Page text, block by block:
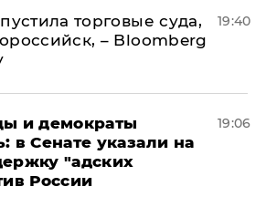
торговые суда,
– Bloomberg
19:40
и демократы
в Сенате указали на
"адских
России
19:06